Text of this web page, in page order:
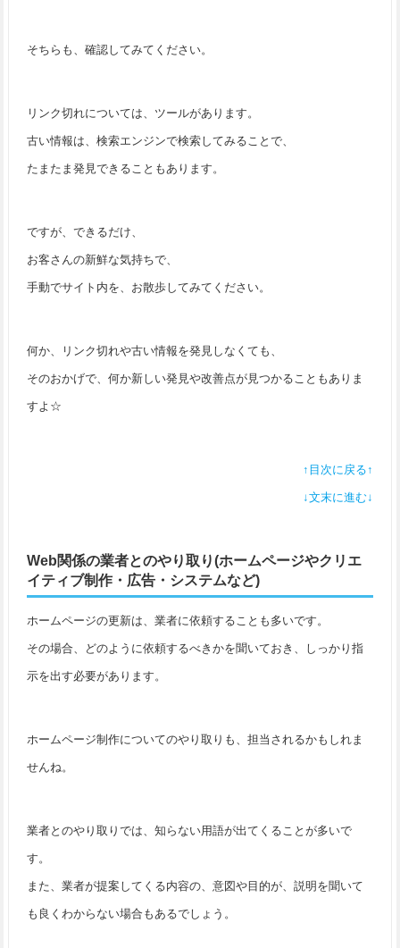
そちらも、確認してみてください。
リンク切れについては、ツールがあります。
古い情報は、検索エンジンで検索してみることで、
たまたま発見できることもあります。
ですが、できるだけ、
お客さんの新鮮な気持ちで、
手動でサイト内を、お散歩してみてください。
何か、リンク切れや古い情報を発見しなくても、
そのおかげで、何か新しい発見や改善点が見つかることもありま
すよ☆
↑目次に戻る↑
↓文末に進む↓
Web関係の業者とのやり取り(ホームページやクリエ
イティブ制作・広告・システムなど)
ホームページの更新は、業者に依頼することも多いです。
その場合、どのように依頼するべきかを聞いておき、しっかり指
示を出す必要があります。
ホームページ制作についてのやり取りも、担当されるかもしれま
せんね。
業者とのやり取りでは、知らない用語が出てくることが多いで
す。
また、業者が提案してくる内容の、意図や目的が、説明を聞いて
も良くわからない場合もあるでしょう。